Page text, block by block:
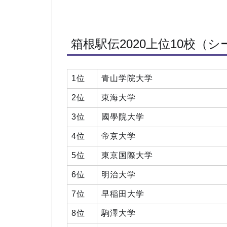
箱根駅伝2020上位10校（シ
1位 青山学院大学
2位 東海大学
3位 國學院大学
4位 帝京大学
5位 東京国際大学
6位 明治大学
7位 早稲田大学
8位 駒澤大学